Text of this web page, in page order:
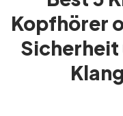
Kopfhörer